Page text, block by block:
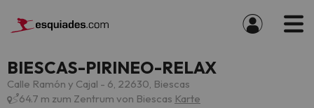
BIESCAS-PIRINEO-RELAX
Calle Ramón y Cajal - 6, 22630, Biescas
64.7 m zum Zentrum von Biescas Karte